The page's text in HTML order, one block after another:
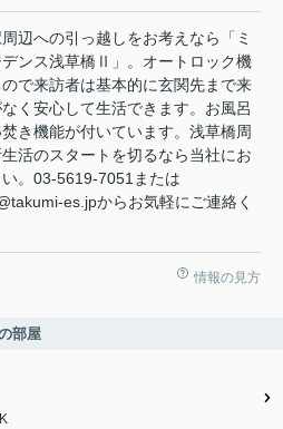
辺への引っ越しをお考えなら「ミ
デンス浅草橋Ⅱ」。オートロック機
で来訪者は基本的に玄関先まで来
く安心して生活できます。お風呂
き機能が付いています。浅草橋周
活のスタートを切るなら当社にお
。03-5619-7051または
es.jpからお気軽にご連絡く
情報の見方
部屋